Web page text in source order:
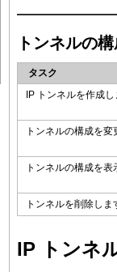
トンネルの
タスク
IP トンネルを作成し
トンネルの構成を変
トンネルの構成を表
トンネルを削除しま
IP トンネ